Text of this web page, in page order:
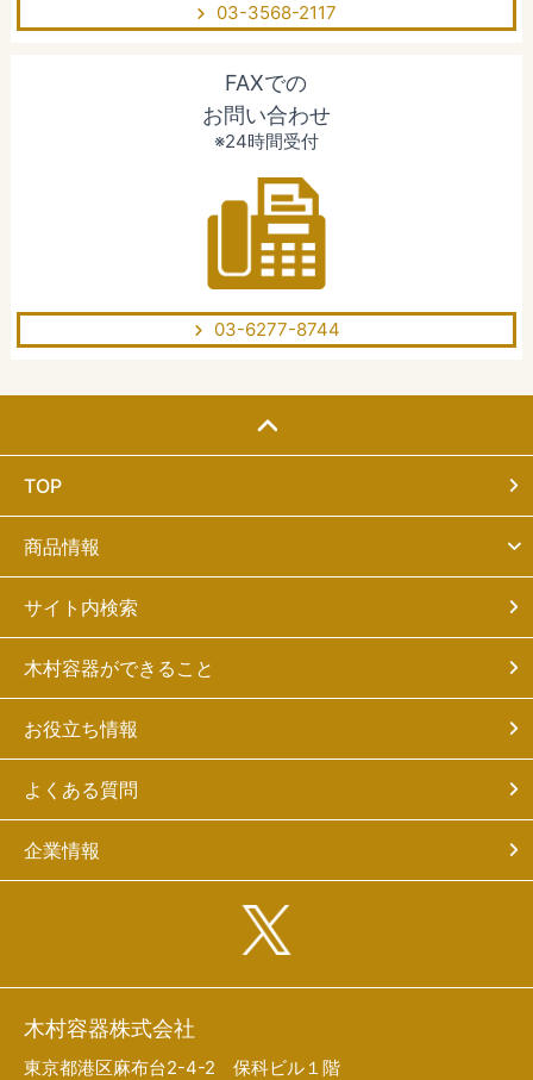
03-3568-2117
FAXでの
お問い合わせ
※24時間受付
03-6277-8744
TOP
商品情報
サイト内検索
木村容器ができること
お役立ち情報
よくある質問
企業情報
木村容器株式会社
東京都港区麻布台2-4-2 保科ビル１階